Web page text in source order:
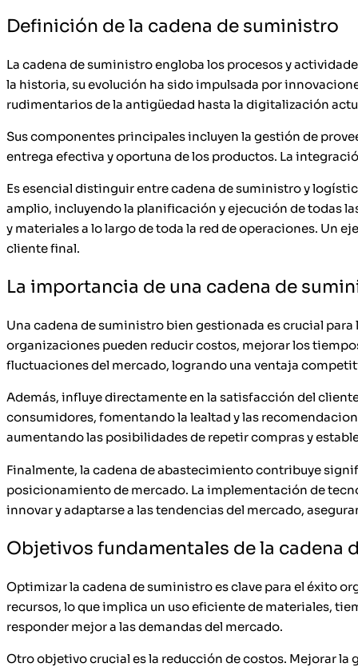
Definición de la cadena de suministro
La cadena de suministro engloba los procesos y
la historia, su evolución ha sido impulsada por
rudimentarios de la antigüedad hasta la digitalización
Sus componentes principales incluyen la gestión de
entrega efectiva y oportuna de los productos. La
Es esencial distinguir entre cadena de suministro y
amplio, incluyendo la planificación y ejecución de todas
y materiales a lo largo de toda la red de operaciones. Un
cliente final.
La importancia de una cadena de
Una cadena de suministro bien gestionada es crucial
organizaciones pueden reducir costos, mejorar los
fluctuaciones del mercado, logrando una ventaja
Además, influye directamente en la satisfacción del
consumidores, fomentando la lealtad y las
aumentando las posibilidades de repetir compras y
Finalmente, la cadena de abastecimiento contribuye
posicionamiento de mercado. La implementación de
innovar y adaptarse a las tendencias del mercado,
Objetivos fundamentales de la cadena
Optimizar la cadena de suministro es clave para el éxito
recursos, lo que implica un uso eficiente de materiales,
responder mejor a las demandas del mercado.
Otro objetivo crucial es la reducción de costos. Mejorar